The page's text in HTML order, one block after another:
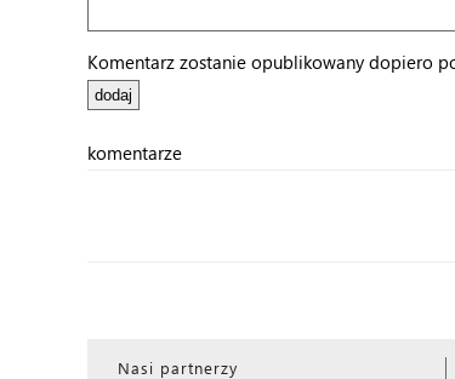
Komentarz zostanie opublikowany dopiero
komentarze
Nasi partnerzy